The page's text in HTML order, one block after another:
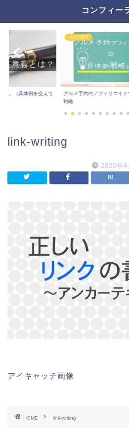
コンフィー
は。（具体例を交えて
ブログ運営
グルメ予約のアフィリエイ
戦略
link-writing
2020年4
アイキャッチ画像
HOME link-writing